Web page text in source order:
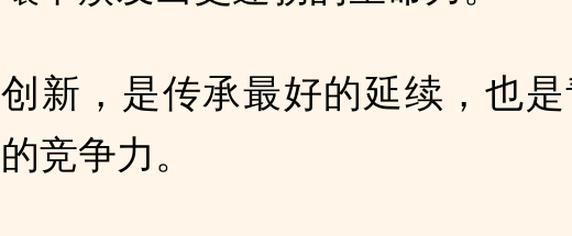
创新，是传承最好的延续，也
的竞争力。